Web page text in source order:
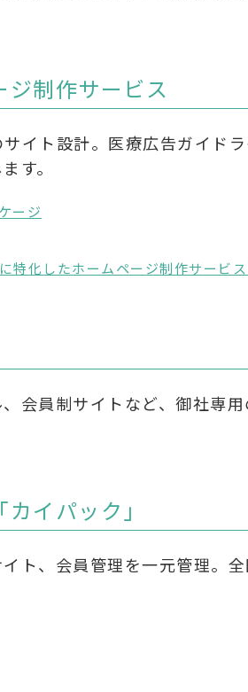
ジ制作サービス
イト設計。医療広告ガイド
す。
ージ
特化したホームページ制作サービス
会員制サイトなど、御社専
イパック」
ト、会員管理を一元管理。